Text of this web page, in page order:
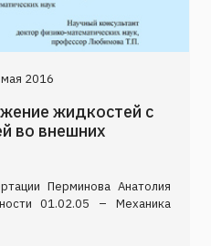
2016
жидкостей с
во внешних
Перминова Анатолия
01.02.05 – Механика